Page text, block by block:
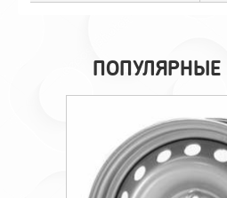
ПОПУЛЯРНЫЕ